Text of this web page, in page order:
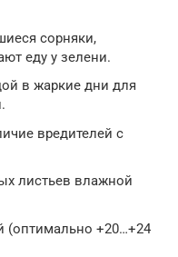
сорняки,
еду у зелени.
в жаркие дни для
вредителей с
листьев влажной
(оптимально +20…+24